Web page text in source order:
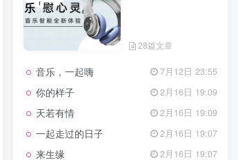
28篇文章
音乐，一起嗨 7月12日 23:55
你的样子 2月16日 19:09
天若有情 2月16日 19:09
一起走过的日子 2月16日 19:07
来生缘 2月16日 19:07
少年包青天主题曲
小鱼儿与花无缺主题曲
乌龙闯情关主题曲 2月16日 19:10
问情 11月27日 13:21
治愈心灵的歌曲